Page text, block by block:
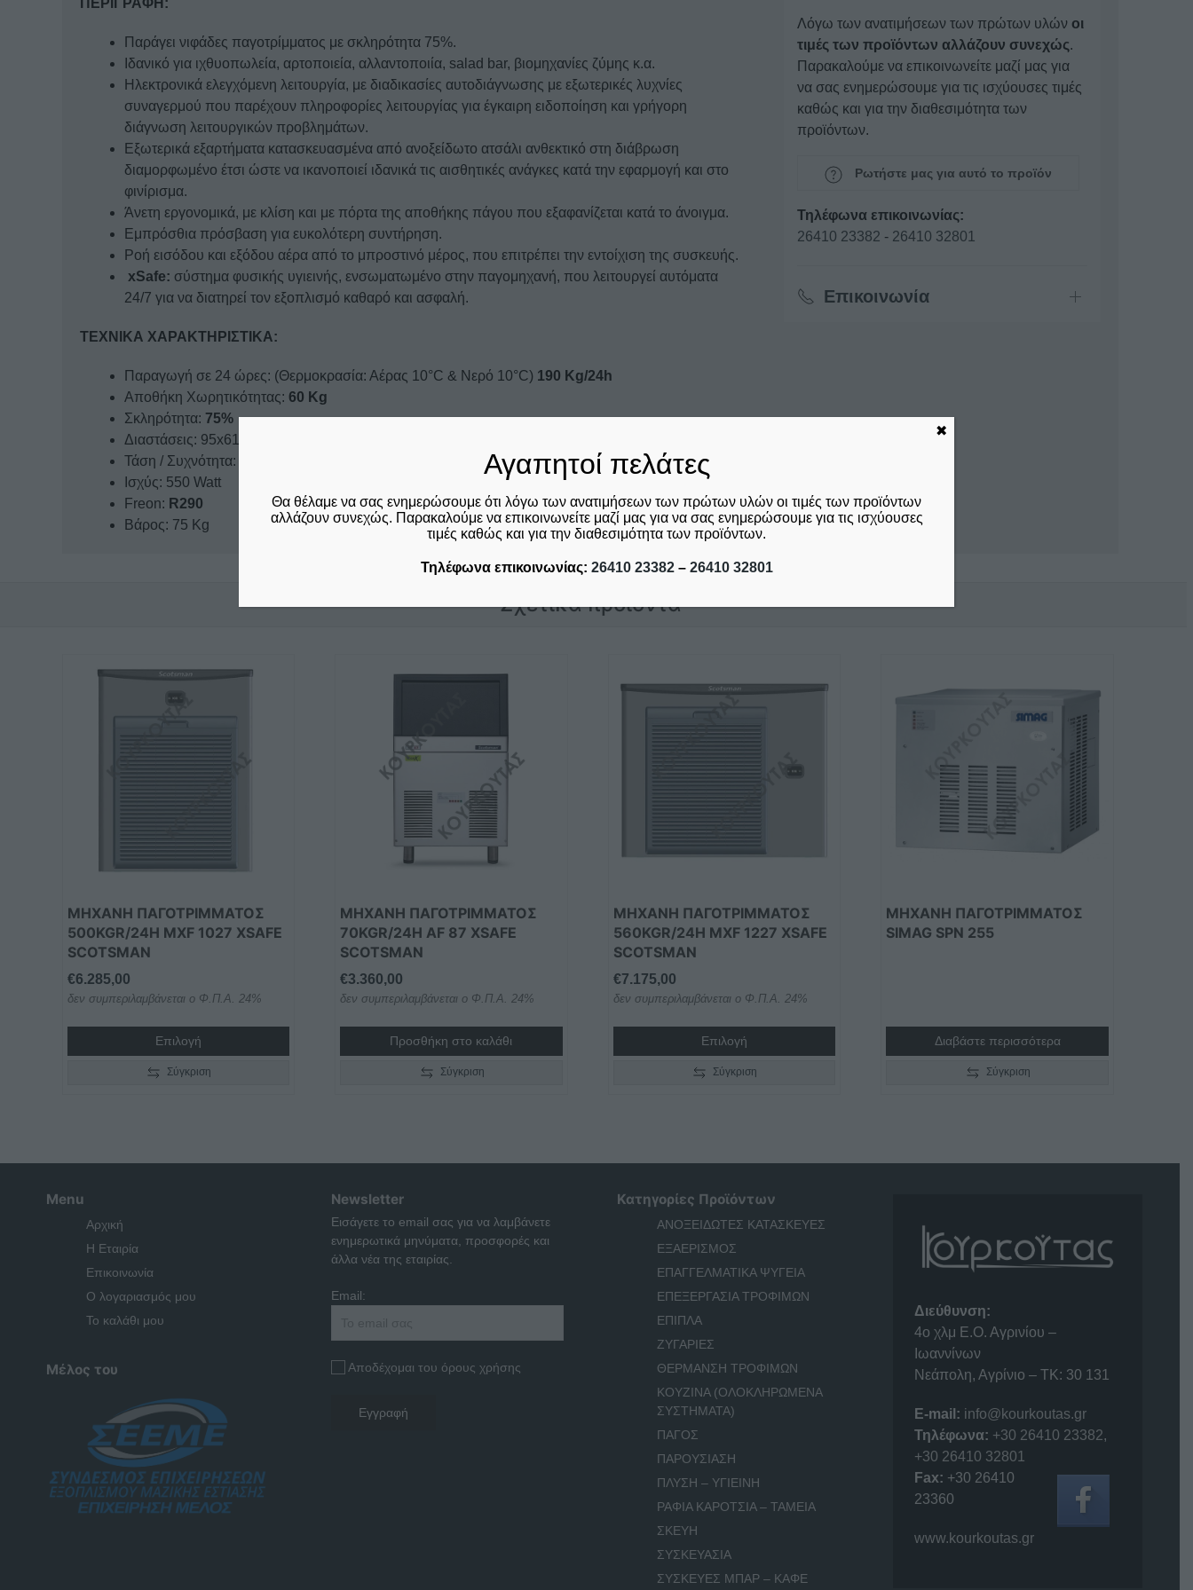
ΠΕΡΙΓΡΑΦΗ:
Παράγει νιφάδες παγοτρίμματος με σκληρότητα 75%.
Ιδανικό για ιχθυοπωλεία, αρτοποιεία, αλλαντοποιία, salad bar, βιομηχανίες ζύμης κ.α.
Ηλεκτρονικά ελεγχόμενη λειτουργία, με διαδικασίες αυτοδιάγνωσης με εξωτερικές λυχνίες
συναγερμού που παρέχουν πληροφορίες λειτουργίας για έγκαιρη ειδοποίηση και γρήγορη
διάγνωση λειτουργικών προβλημάτων.
Εξωτερικά εξαρτήματα κατασκευασμένα από ανοξείδωτο ατσάλι ανθεκτικό στη διάβρωση
διαμορφωμένο έτσι ώστε να ικανοποιεί ιδανικά τις αισθητικές ανάγκες κατά την εφαρμογή και στο
φινίρισμα.
Άνετη εργονομικά, με κλίση και με πόρτα της αποθήκης πάγου που εξαφανίζεται κατά το άνοιγμα.
Εμπρόσθια πρόσβαση για ευκολότερη συντήρηση.
Ροή εισόδου και εξόδου αέρα από το μπροστινό μέρος, που επιτρέπει την εντοίχιση της συσκευής.
xSafe: σύστημα φυσικής υγιεινής, ενσωματωμένο στην παγομηχανή, που λειτουργεί αυτόματα
24/7 για να διατηρεί τον εξοπλισμό καθαρό και ασφαλή.
ΤΕΧΝΙΚΑ ΧΑΡΑΚΤΗΡΙΣΤΙΚΑ:
Παραγωγή σε 24 ώρες: (Θερμοκρασία: Αέρας 10°C & Νερό 10°C) 190 Kg/24h
Αποθήκη Χωρητικότητας: 60 Kg
Σκληρότητα: 75%
Διαστάσεις: 95x61x109 cm
Τάση / Συχνότητα: 230 Volt / 50 Hz
Ισχύς: 550 Watt
Freon: R290
Βάρος: 75 Kg
Λόγω των ανατιμήσεων των πρώτων υλών οι
τιμές των προϊόντων αλλάζουν συνεχώς.
Παρακαλούμε να επικοινωνείτε μαζί μας για
να σας ενημερώσουμε για τις ισχύουσες τιμές
καθώς και για την διαθεσιμότητα των
προϊόντων.
Ρωτήστε μας για αυτό το προϊόν
Τηλέφωνα επικοινωνίας:
26410 23382 - 26410 32801
Επικοινωνία
Σχετικά προϊόντα
ΜΗΧΑΝΗ ΠΑΓΟΤΡΙΜΜΑΤΟΣ
500KGR/24H MXF 1027 XSAFE
SCOTSMAN
€6.285,00
δεν συμπεριλαμβάνεται ο Φ.Π.Α. 24%
Επιλογή
Σύγκριση
ΜΗΧΑΝΗ ΠΑΓΟΤΡΙΜΜΑΤΟΣ
70KGR/24H AF 87 XSAFE
SCOTSMAN
€3.360,00
δεν συμπεριλαμβάνεται ο Φ.Π.Α. 24%
Προσθήκη στο καλάθι
Σύγκριση
ΜΗΧΑΝΗ ΠΑΓΟΤΡΙΜΜΑΤΟΣ
560KGR/24H MXF 1227 XSAFE
SCOTSMAN
€7.175,00
δεν συμπεριλαμβάνεται ο Φ.Π.Α. 24%
Επιλογή
Σύγκριση
ΜΗΧΑΝΗ ΠΑΓΟΤΡΙΜΜΑΤΟΣ
SIMAG SPΝ 255
Διαβάστε περισσότερα
Σύγκριση
Menu
Αρχική
Η Εταιρία
Επικοινωνία
Ο λογαριασμός μου
Το καλάθι μου
Μέλος του
Newsletter
Εισάγετε το email σας για να λαμβάνετε
ενημερωτικά μηνύματα, προσφορές και
άλλα νέα της εταιρίας.
Email:
Αποδέχομαι του όρους χρήσης
Κατηγορίες Προϊόντων
ΑΝΟΞΕΙΔΩΤΕΣ ΚΑΤΑΣΚΕΥΕΣ
ΕΞΑΕΡΙΣΜΟΣ
ΕΠΑΓΓΕΛΜΑΤΙΚΑ ΨΥΓΕΙΑ
ΕΠΕΞΕΡΓΑΣΙΑ ΤΡΟΦΙΜΩΝ
ΕΠΙΠΛΑ
ΖΥΓΑΡΙΕΣ
ΘΕΡΜΑΝΣΗ ΤΡΟΦΙΜΩΝ
ΚΟΥΖΙΝΑ (ΟΛΟΚΛΗΡΩΜΕΝΑ
ΣΥΣΤΗΜΑΤΑ)
ΠΑΓΟΣ
ΠΑΡΟΥΣΙΑΣΗ
ΠΛΥΣΗ – ΥΓΙΕΙΝΗ
ΡΑΦΙΑ ΚΑΡΟΤΣΙΑ – ΤΑΜΕΙΑ
ΣΚΕΥΗ
ΣΥΣΚΕΥΑΣΙΑ
ΣΥΣΚΕΥΕΣ ΜΠΑΡ – ΚΑΦΕ
Διεύθυνση:
4o χλμ Ε.Ο. Αγρινίου –
Ιωαννίνων
Νεάπολη, Αγρίνιο – ΤΚ: 30 131
E-mail: info@kourkoutas.gr
Τηλέφωνα: +30 26410 23382,
+30 26410 32801
Fax: +30 26410
23360
www.kourkoutas.gr
Αγαπητοί πελάτες
Θα θέλαμε να σας ενημερώσουμε ότι λόγω των ανατιμήσεων των πρώτων υλών οι τιμές των προϊόντων
αλλάζουν συνεχώς. Παρακαλούμε να επικοινωνείτε μαζί μας για να σας ενημερώσουμε για τις ισχύουσες
τιμές καθώς και για την διαθεσιμότητα των προϊόντων.
Τηλέφωνα επικοινωνίας: 26410 23382– 26410 32801
✖